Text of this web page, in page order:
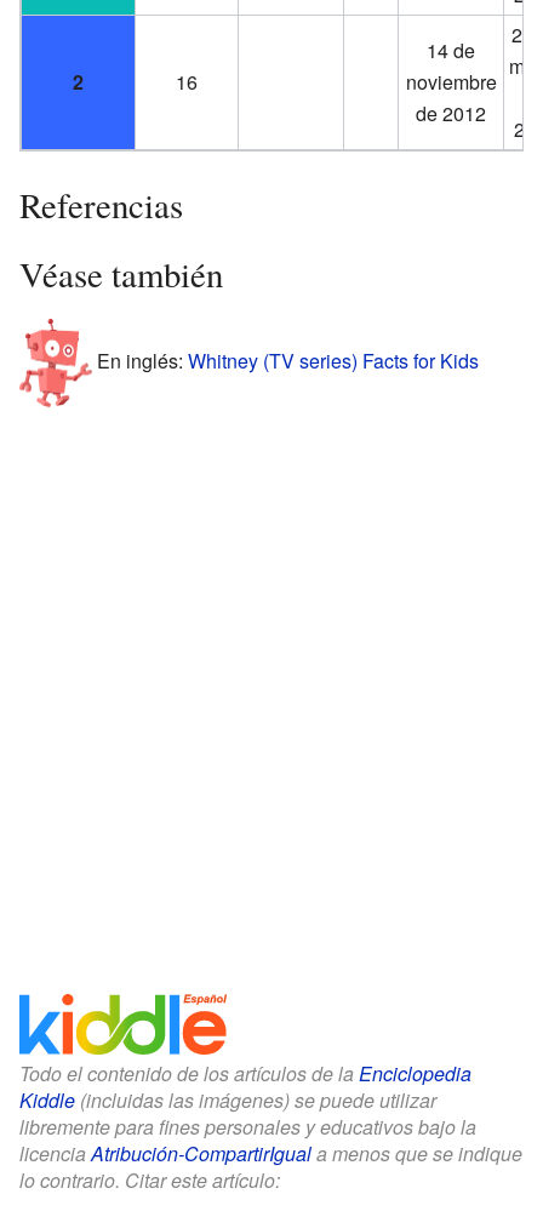
2 16
14 de
noviembre
de 2012
27
Referencias
Véase también
En inglés: Whitney (TV series) Facts for Kids
Todo el contenido de los artículos de la Enciclopedia
Kiddle (incluidas las imágenes) se puede utilizar
libremente para fines personales y educativos bajo la
licenciaAtribución-CompartirIguala menos que se indique
lo contrario. Citar este artículo: